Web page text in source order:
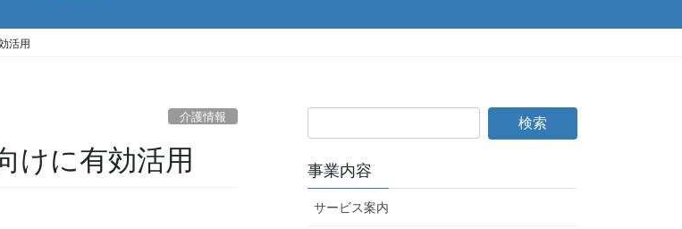
活用
介護情報
けに有効活用 事業内容
サービス案内